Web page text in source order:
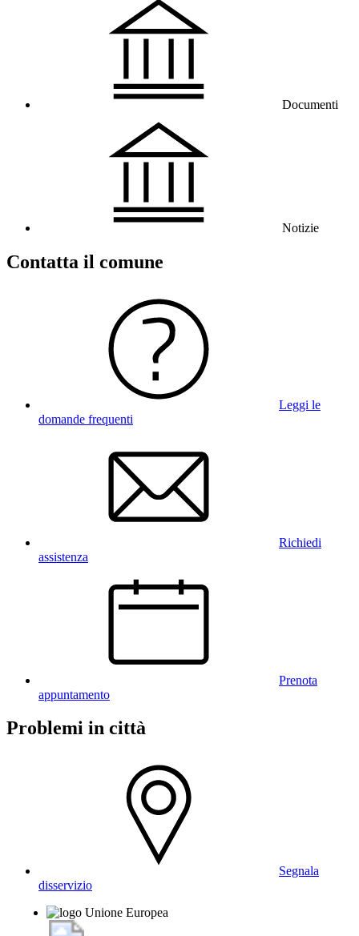
Documenti
Notizie
Contatta il comune
Leggi le
domande frequenti
Richiedi
assistenza
Prenota
appuntamento
Problemi in città
Segnala
disservizio